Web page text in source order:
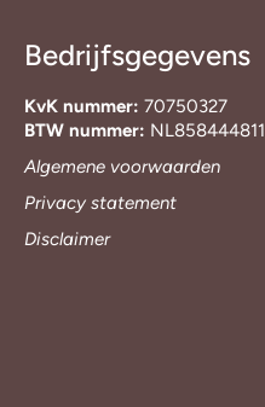
Bedrijfsgegevens
KvK nummer: 70750327
BTW nummer:
Algemene voorwaarden
Privacy statement
Disclaimer